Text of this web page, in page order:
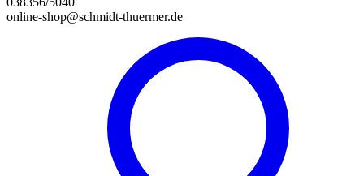
online-shop@schmidt-thuermer.de